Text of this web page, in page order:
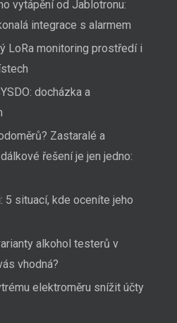
vytápění od Jablotronu:
integrace s alarmem
LoRa monitoring prostředí i
docházka a
Zastaralé a
řešení je jen jedno:
5 situací, kde oceníte jeho
alkohol testerů v
vhodná?
elektroměru snížit účty